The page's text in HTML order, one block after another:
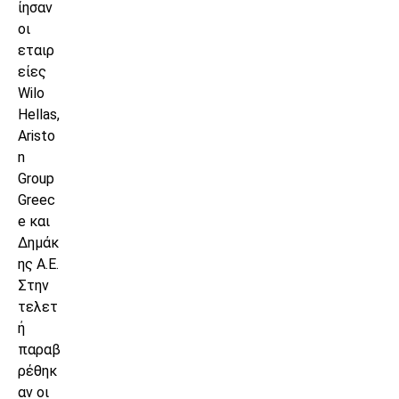
ίησαν
οι
εταιρ
είες
Wilo
Hellas,
Aristo
n
Group
Greec
e και
Δημάκ
ης Α.Ε.
Στην
τελετ
ή
παραβ
ρέθηκ
αν οι